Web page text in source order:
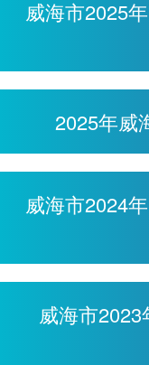
威海市2025
2025年威
威海市2024
威海市2023